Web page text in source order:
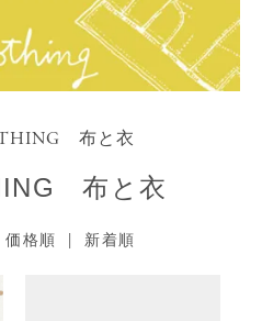
布と衣
布と衣
価格順 |新着順